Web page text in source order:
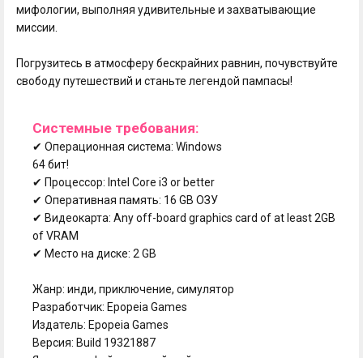
мифологии, выполняя удивительные и захватывающие
миссии.
Погрузитесь в атмосферу бескрайних равнин, почувствуйте
свободу путешествий и станьте легендой пампасы!
Системные требования:
✔ Операционная система: Windows
64 бит!
✔ Процессор: Intel Core i3 or better
✔ Оперативная память: 16 GB ОЗУ
✔ Видеокарта: Any off-board graphics card of at least 2GB
of VRAM
✔ Место на диске: 2 GB
Жанр: инди, приключение, симулятор
Разработчик: Epopeia Games
Издатель: Epopeia Games
Версия: Build 19321887